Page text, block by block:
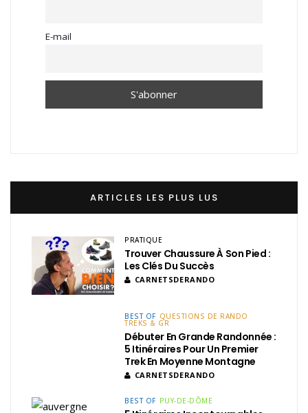
E-mail
ARTICLES LES PLUS LUS
PRATIQUE
Trouver Chaussure À Son Pied :
Les Clés Du Succès
CARNETSDERANDO
BEST OF QUESTIONS DE RANDO
TREKS & GR
Débuter En Grande Randonnée :
5 Itinéraires Pour Un Premier
Trek En Moyenne Montagne
CARNETSDERANDO
BEST OF PUY-DE-DÔME